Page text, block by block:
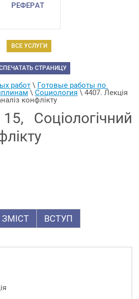
ВСЕ УСЛУГИ
РЕФЕРАТ
СТРАНИЦУ
работ \ Готовые работы по
\ Социология \ 4407. Лекція
конфлікту
Соціологічний
ЗМІСТ
ВСТУП